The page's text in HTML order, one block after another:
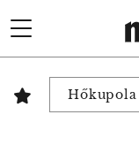
Hőkupola